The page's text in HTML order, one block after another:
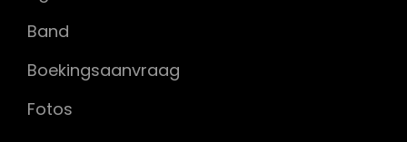
Band
Boekingsaanvraag
Fotos